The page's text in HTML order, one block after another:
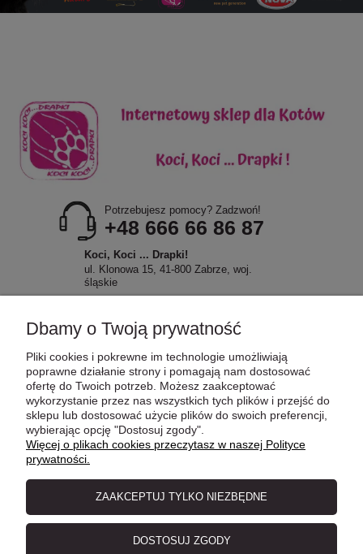
Potrzebujesz pomocy? Zadzwoń!
+48 666 66 86 87
Koci, Koci ... Drapki!
ul. Klonowa 15, 41-800 Zabrze, woj.
śląskie
POMOC
MOJE KONTO
PŁATNOŚCI I DOSTAWA
INFORMACJE
Dbamy o Twoją prywatność
Pliki cookies i pokrewne im technologie umożliwiają
poprawne działanie strony i pomagają nam dostosować
ofertę do Twoich potrzeb. Możesz zaakceptować
wykorzystanie przez nas wszystkich tych plików i przejść do
sklepu lub dostosować użycie plików do swoich preferencji,
wybierając opcję "Dostosuj zgody".
Więcej o plikach cookies przeczytasz w naszej Polityce
prywatności.
ZAAKCEPTUJ TYLKO NIEZBĘDNE
DOSTOSUJ ZGODY